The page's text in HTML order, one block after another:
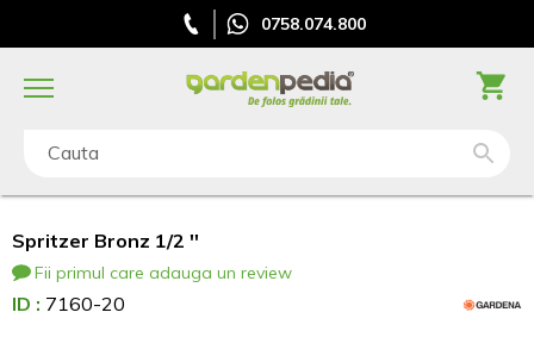
0758.074.800
Cauta
Spritzer Bronz 1/2 ''
Fii primul care adauga un review
ID : 7160-20